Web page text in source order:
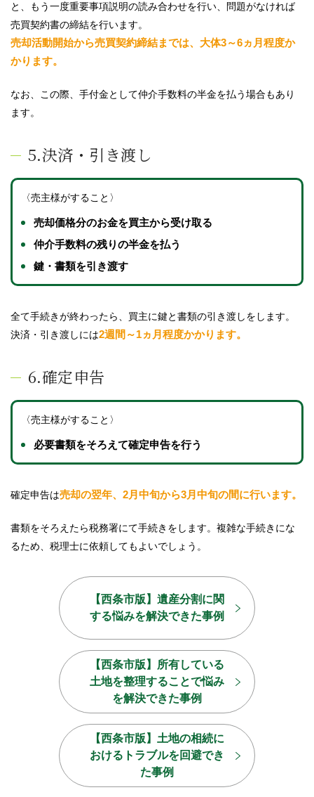
と、もう一度重要事項説明の読み合わせを行い、問題がなければ
売買契約書の締結を行います。
売却活動開始から売買契約締結までは、大体3～6ヵ月程度か
かります。
なお、この際、手付金として仲介手数料の半金を払う場合もあり
ます。
5.決済・引き渡し
〈売主様がすること〉
売却価格分のお金を買主から受け取る
仲介手数料の残りの半金を払う
鍵・書類を引き渡す
全て手続きが終わったら、買主に鍵と書類の引き渡しをします。
決済・引き渡しには2週間～1ヵ月程度かかります。
6.確定申告
〈売主様がすること〉
必要書類をそろえて確定申告を行う
確定申告は売却の翌年、2月中旬から3月中旬の間に行います。
書類をそろえたら税務署にて手続きをします。複雑な手続きにな
るため、税理士に依頼してもよいでしょう。
【西条市版】遺産分割に関
する悩みを解決できた事例
【西条市版】所有している
土地を整理することで悩み
を解決できた事例
【西条市版】土地の相続に
おける トラブルを回避でき
た事例